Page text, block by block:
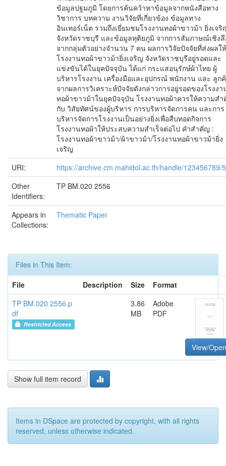
ข้อมูลปฐมภูมิ โดยการค้นคว้าหาข้อมูลจากหนังสือทาง
วิชาการ บทความ งานวิจัยที่เกี่ยวข้อง ข้อมูลทาง
อินเทอร์เน็ต รวมถึงเยี่ยมชมโรงงานทอผ้าขาวม้า ยิ่งเจ
จังหวัดราชบุรี และข้อมูลทุติยภูมิ จากการสัมภาษณ์เชิง
จากกลุ่มตัวอย่างจำนวน 7 คน ผลการวิจัยปัจจัยที่ส่งผลให้
โรงงานทอผ้าขาวม้ายิ่งเจริญ จังหวัดราชบุรีอยู่รอดและ
แข่งขันได้ในยุคปัจจุบัน ได้แก่ กระแสอนุรักษ์ผ้าไทย ผู้
บริหารโรงงาน เครื่องมือและอุปกรณ์ พนักงาน และ ลูก
จากผลการวิเคราะห์ปัจจัยดังกล่าวการอยู่รอดของโรงงา
ทอผ้าขาวม้าในยุคปัจจุบัน โรงงานทอผ้าควรให้ความส
กับ วิสัยทัศน์ของผู้บริหาร การบริหารจัดการคน และการ
บริหารจัดการโรงงานเป็นอย่างยิ่งเพื่อสืบทอดกิจการ
โรงงานทอผ้าให้ประสบความสำเร็จต่อไป คำสำคัญ :
โรงงานทอผ้าขาวม้า/ผ้าขาวม้า/โรงงานทอผ้าขาวม้ายิ่ง
เจริญ
URI:
https://archive.cm.mahidol.ac.th/handle/123456789/
Other
Identifiers:
TP BM.020 2556
Appears in
Collections:
Thematic Paper
Files in This Item:
File
Description Size
Format
TP BM.020 2556.p
df
Restricted Access
3.86
MB
Adobe
PDF
View/Open
Show full item record
Items in DSpace are protected by copyright, with all rights
reserved, unless otherwise indicated.